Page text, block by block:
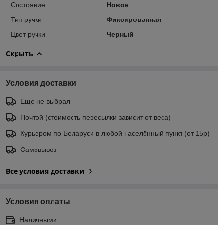
Состояние
Новое
Тип ручки
Фиксированная
Цвет ручки
Черный
Скрыть
Условия доставки
Еще не выбрал
Почтой (стоимость пересылки зависит от веса)
Курьером по Беларуси в любой населённый пункт (от 15р)
Самовывоз
Все условия доставки
Условия оплаты
Наличными